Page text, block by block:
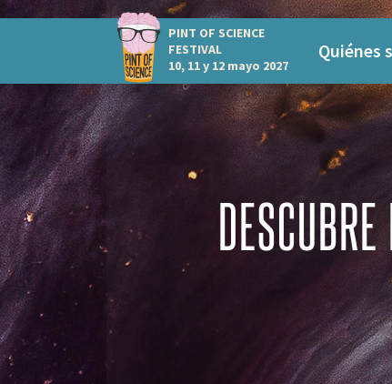
PINT OF SCIENCE
FESTIVAL
10, 11 y 12 mayo 2027
Quiénes